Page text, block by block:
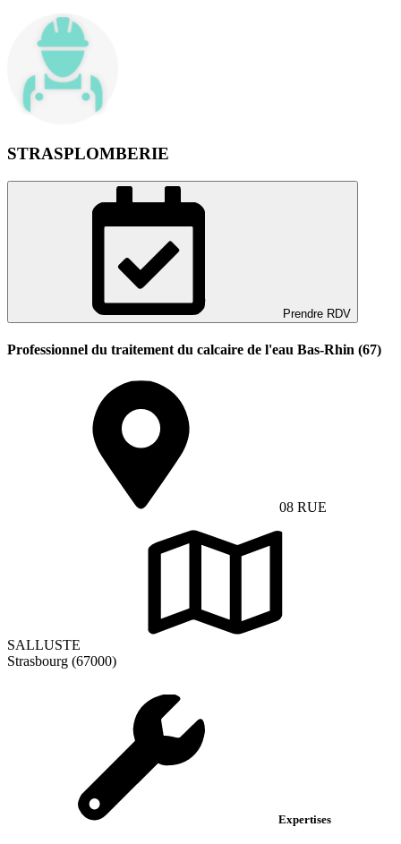
STRASPLOMBERIE
Prendre RDV
Professionnel du traitement du calcaire de l'eau Bas-Rhin (67)
08 RUE
SALLUSTE
Strasbourg (67000)
Expertises